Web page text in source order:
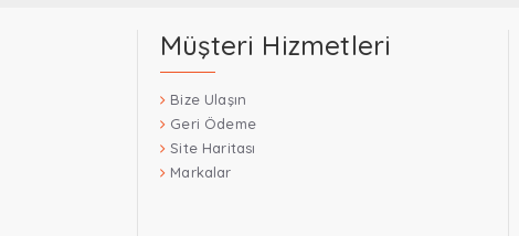
Müşteri Hizmetleri
Bize Ulaşın
Geri Ödeme
Site Haritası
Markalar